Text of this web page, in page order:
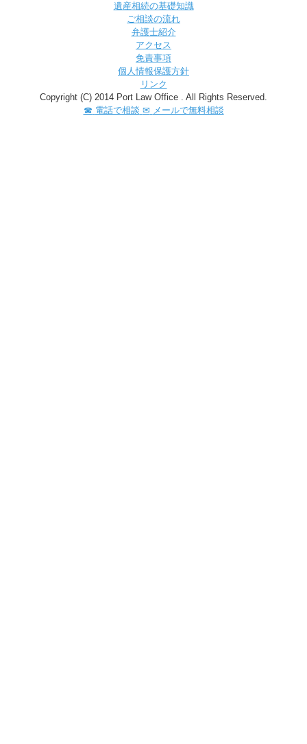
遺産相続の基礎知識
ご相談の流れ
弁護士紹介
アクセス
免責事項
個人情報保護方針
リンク
Copyright (C) 2014 Port Law Office . All Rights Reserved.
☎ 電話で相談 ✉ メールで無料相談